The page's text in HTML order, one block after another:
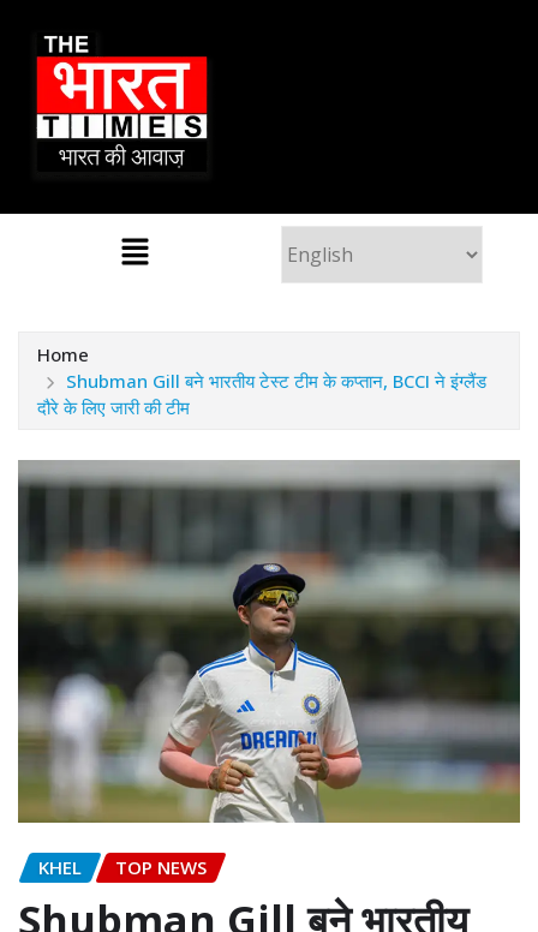
Home
Shubman Gill बने भारतीय टेस्ट टीम के कप्तान, BCCI ने इंग्लैंड
दौरे के लिए जारी की टीम
KHEL TOP NEWS
Shubman Gill बने भारतीय